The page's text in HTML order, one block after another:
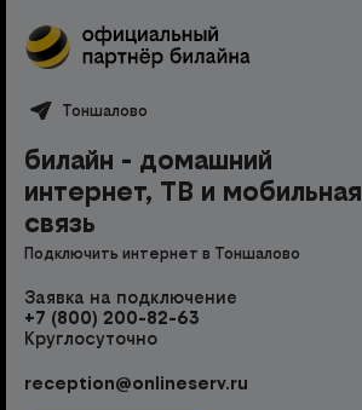
Тоншалово
билайн - домашний
интернет, ТВ и мобильная
связь
Подключить интернет в Тоншалово
Заявка на подключение
+7 (800) 200-82-63
Круглосуточно
reception@onlineserv.ru